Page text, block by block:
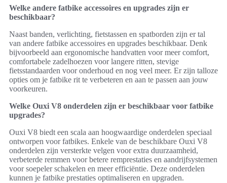
Welke andere fatbike accessoires en upgrades zijn er
beschikbaar?
Naast banden, verlichting, fietstassen en spatborden zijn er tal
van andere fatbike accessoires en upgrades beschikbaar. Denk
bijvoorbeeld aan ergonomische handvatten voor meer comfort,
comfortabele zadelhoezen voor langere ritten, stevige
fietsstandaarden voor onderhoud en nog veel meer. Er zijn talloze
opties om je fatbike rit te verbeteren en aan te passen aan jouw
voorkeuren.
Welke Ouxi V8 onderdelen zijn er beschikbaar voor fatbike
upgrades?
Ouxi V8 biedt een scala aan hoogwaardige onderdelen speciaal
ontworpen voor fatbikes. Enkele van de beschikbare Ouxi V8
onderdelen zijn versterkte velgen voor extra duurzaamheid,
verbeterde remmen voor betere remprestaties en aandrijfsystemen
voor soepeler schakelen en meer efficiëntie. Deze onderdelen
kunnen je fatbike prestaties optimaliseren en upgraden.